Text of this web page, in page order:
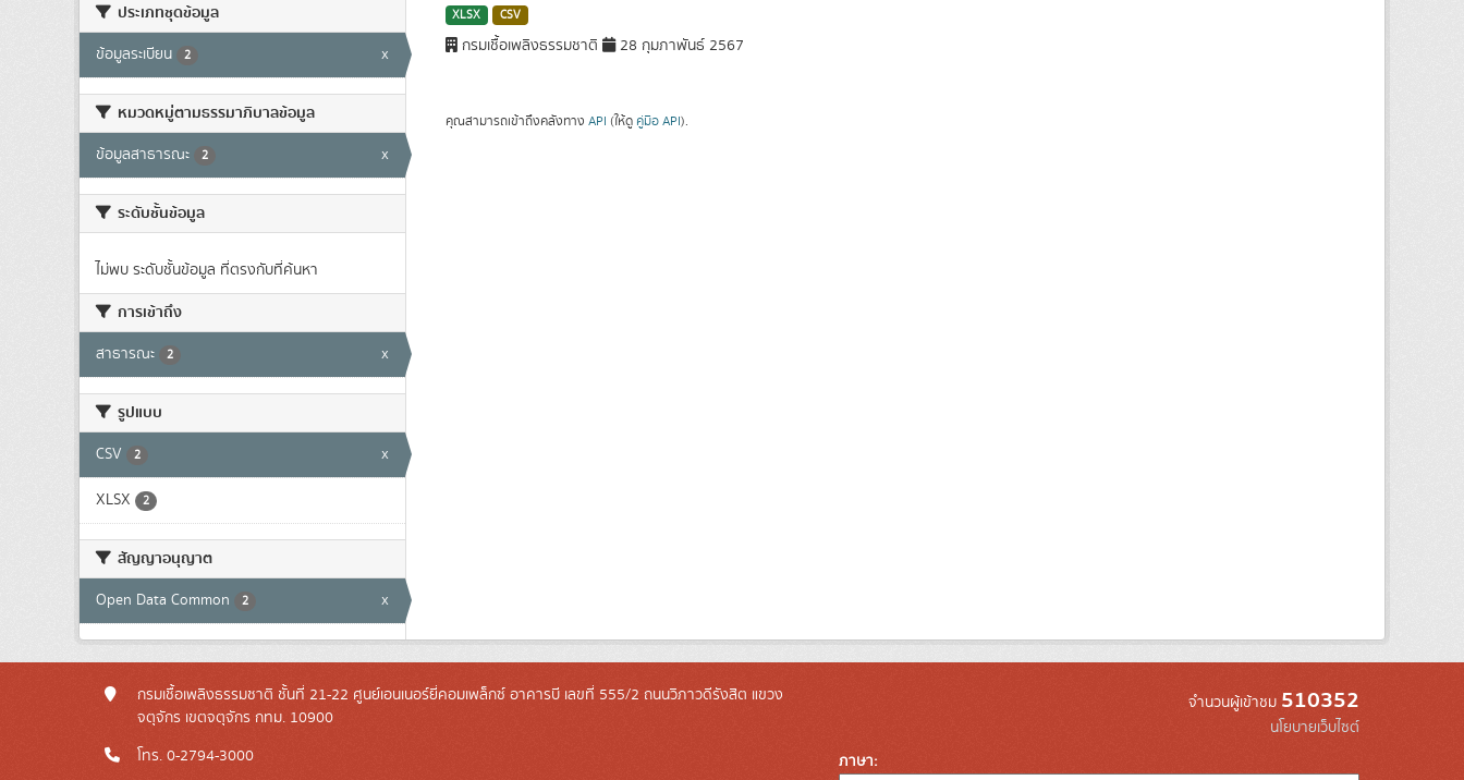
ประเภทชุดข้อมูล
ข้อมูลระเบียน 2 x
หมวดหมู่ตามธรรมาภิบาลข้อมูล
ข้อมูลสาธารณะ 2 x
ระดับชั้นข้อมูล
ไม่พบ ระดับชั้นข้อมูล ที่ตรงกับที่ค้นหา
การเข้าถึง
สาธารณะ 2 x
รูปแบบ
CSV 2 x
XLSX 2
สัญญาอนุญาต
Open Data Common 2 x
XLSX CSV
กรมเชื้อเพลิงธรรมชาติ 28 กุมภาพันธ์ 2567
คุณสามารถเข้าถึงคลังทาง API (ให้ดู คู่มือ API).
กรมเชื้อเพลิงธรรมชาติ ชั้นที่ 21-22 ศูนย์เอนเนอร์ยี่คอมเพล็กซ์ อาคารบี เลขที่ 555/2 ถนนวิภาวดีรังสิต แขวง
จตุจักร เขตจตุจักร กทม. 10900
โทร. 0-2794-3000
จำนวนผู้เข้าชม 510352
นโยบายเว็บไซต์
ภาษา